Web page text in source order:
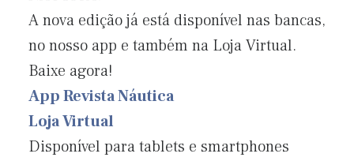
A nova edição já está disponível nas bancas,
no nosso app e também na Loja Virtual.
Baixe agora!
App Revista Náutica
Loja Virtual
Disponível para tablets e smartphones